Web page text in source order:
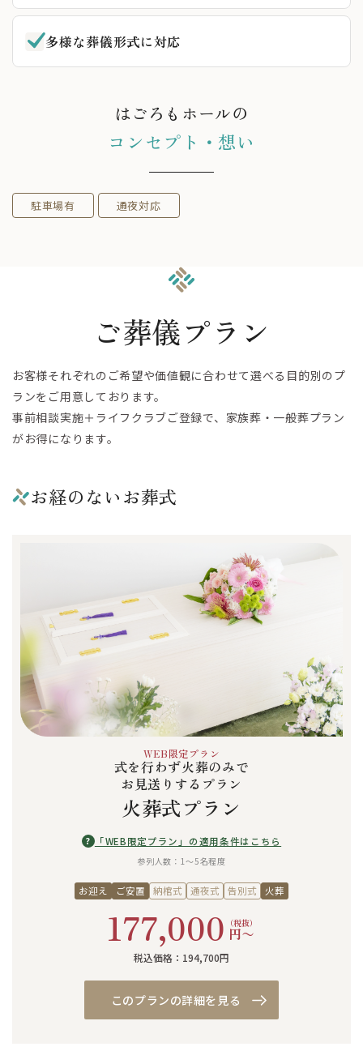
多様な葬儀形式に対応
はごろもホールの
コンセプト・想い
駐車場有 通夜対応
ご葬儀プラン
お客様それぞれのご希望や価値観に合わせて選べる目的別のプ
ランをご用意しております。
事前相談実施＋ライフクラブご登録で、家族葬・一般葬プラン
がお得になります。
お経のないお葬式
WEB限定プラン
式を行わず火葬のみで
お見送りするプラン
火葬式プラン
? 「WEB限定プラン」の適用条件はこちら
参列人数：1〜5名程度
お迎え ご安置 納棺式 通夜式 告別式 火葬
177,000 （税抜）
円〜
税込価格：194,700円
このプランの詳細を見る